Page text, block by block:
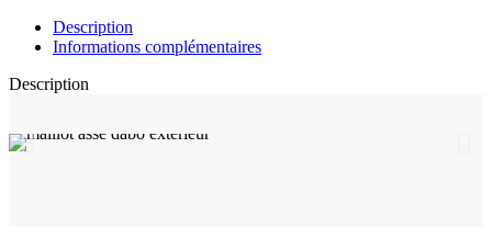
Description
Informations complémentaires
Description